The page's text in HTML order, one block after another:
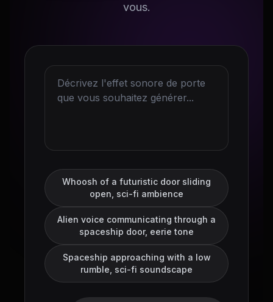
vous.
Whoosh of a futuristic door sliding
open, sci-fi ambience
Alien voice communicating through a
spaceship door, eerie tone
Spaceship approaching with a low
rumble, sci-fi soundscape